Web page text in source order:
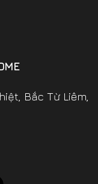
Bắc Từ Liêm,